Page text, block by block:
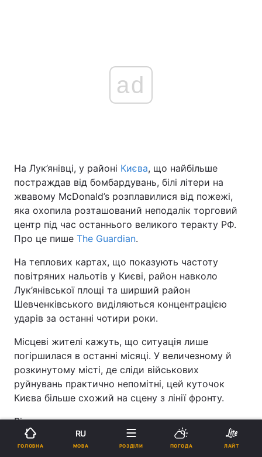
ad
На Лук’янівці, у районі Києва, що найбільше
постраждав від бомбардувань, білі літери на
жвавому McDonald’s розплавилися від пожежі,
яка охопила розташований неподалік торговий
центр під час останнього великого теракту РФ.
Про це пише The Guardian.
На теплових картах, що показують частоту
повітряних нальотів у Києві, район навколо
Лук’янівської площі та ширший район
Шевченківського виділяються концентрацією
ударів за останні чотири роки.
Місцеві жителі кажуть, що ситуація лише
погіршилася в останні місяці. У величезному й
розкинутому місті, де сліди військових
руйнувань практично непомітні, цей куточок
Києва більше схожий на сцену з лінії фронту.
Відзначається, що очевидна причина цього
криється через жваву вулицю від входу в метро:
довгий, червоний, розбитий фасад зруйнованого
ГОЛОВНА
RU
МОВА РОЗДІЛИ ПОГОДА ЛАЙТ